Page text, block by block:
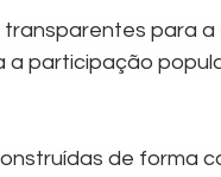
para a
a participação
de forma